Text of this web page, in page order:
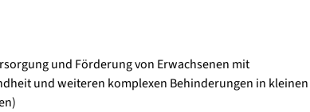
und Förderung von Erwachsenen mit
und weiteren komplexen Behinderungen in kleinen